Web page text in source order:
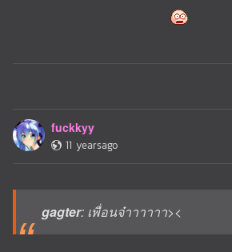
fuckkyy
11 yearsago
gagter: เพื่อนจ๋าาาาาา><